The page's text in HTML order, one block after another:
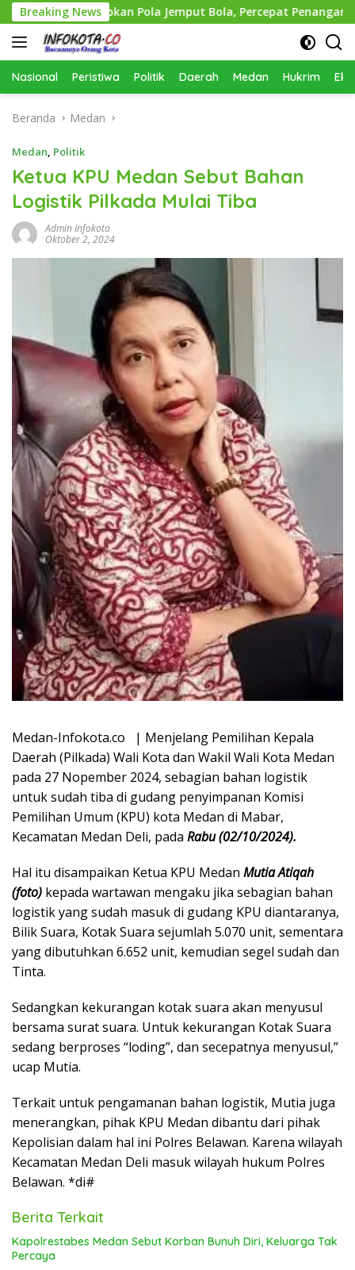
Langsung
ke
konten
Breaking News
Terapkan Pola Jemput Bola, Percepat Penanganan
Nasional Peristiwa Politik Daerah Medan Hukrim
Beranda Medan
Medan, Politik
Ketua KPU Medan Sebut Bahan
Logistik Pilkada Mulai Tiba
Admin Infokota
Oktober 2, 2024
Medan-Infokota.co | Menjelang Pemilihan Kepala
Daerah (Pilkada) Wali Kota dan Wakil Wali Kota Medan
pada 27 Nopember 2024, sebagian bahan logistik
untuk sudah tiba di gudang penyimpanan Komisi
Pemilihan Umum (KPU) kota Medan di Mabar,
Kecamatan Medan Deli, pada Rabu (02/10/2024).
Hal itu disampaikan Ketua KPU Medan Mutia Atiqah
(foto) kepada wartawan mengaku jika sebagian bahan
logistik yang sudah masuk di gudang KPU diantaranya,
Bilik Suara, Kotak Suara sejumlah 5.070 unit, sementara
yang dibutuhkan 6.652 unit, kemudian segel sudah dan
Tinta.
Sedangkan kekurangan kotak suara akan menyusul
bersama surat suara. Untuk kekurangan Kotak Suara
sedang berproses “loding”, dan secepatnya menyusul,”
ucap Mutia.
Terkait untuk pengamanan bahan logistik, Mutia juga
menerangkan, pihak KPU Medan dibantu dari pihak
Kepolisian dalam hal ini Polres Belawan. Karena wilayah
Kecamatan Medan Deli masuk wilayah hukum Polres
Belawan. *di#
Berita Terkait
Kapolrestabes Medan Sebut Korban Bunuh Diri, Keluarga Tak
Percaya